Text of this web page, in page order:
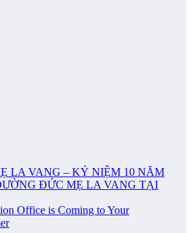
LA VANG – KỶ NIỆM 10 NĂM
ĐỨC MẸ LA VANG TẠI
Office is Coming to Your